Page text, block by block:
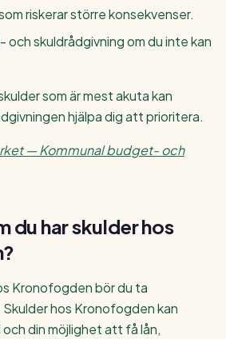
riskerar större konsekvenser.
skuldrådgivning om du inte kan
som är mest akuta kan
hjälpa dig att prioritera.
— Kommunal budget- och
du har skulder hos
Kronofogden bör du ta
hos Kronofogden kan
din möjlighet att få lån,